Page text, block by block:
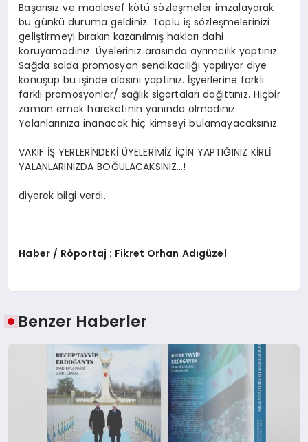
Başarısız ve maalesef kötü sözleşmeler imzalayarak
bu günkü duruma geldiniz. Toplu iş sözleşmelerinizi
geliştirmeyi bırakın kazanılmış hakları dahi
koruyamadınız. Üyeleriniz arasında ayrımcılık yaptınız.
Sağda solda promosyon sendikacılığı yapılıyor diye
konuşup bu işinde alasını yaptınız. İşyerlerine farklı
farklı promosyonlar/ sağlık sigortaları dağıttınız. Hiçbir
zaman emek hareketinin yanında olmadınız.
Yalanlarınıza inanacak hiç kimseyi bulamayacaksınız.
VAKIF İŞ YERLERİNDEKİ ÜYELERİMİZ İÇİN YAPTIĞINIZ KİRLİ
YALANLARINIZDA BOĞULACAKSINIZ…!
diyerek bilgi verdi.
Haber / Röportaj : Fikret Orhan Adıgüzel
Benzer Haberler